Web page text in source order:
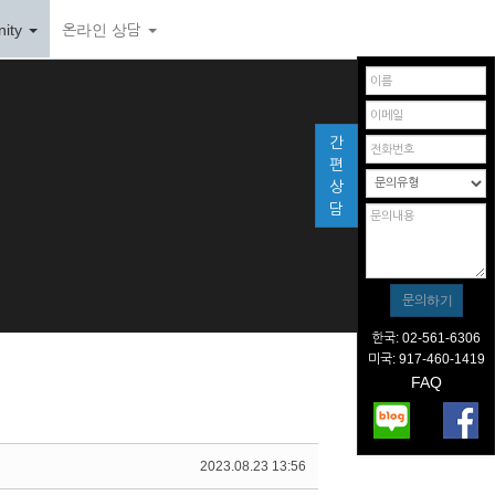
온라인 상담
2023.08.23 13:56
간
편
상
담
한국: 02-561-6306
미국: 917-460-1419
FAQ